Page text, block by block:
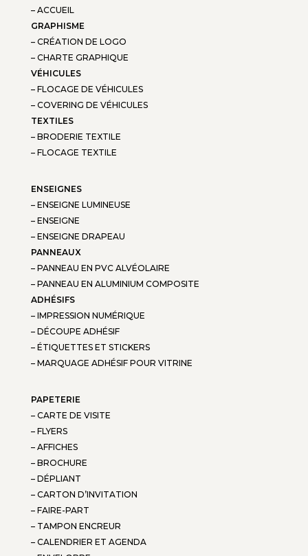
– ACCUEIL
GRAPHISME
– CRÉATION DE LOGO
– CHARTE GRAPHIQUE
VÉHICULES
– FLOCAGE DE VÉHICULES
– COVERING DE VÉHICULES
TEXTILES
– BRODERIE TEXTILE
– FLOCAGE TEXTILE
ENSEIGNES
– ENSEIGNE LUMINEUSE
– ENSEIGNE
– ENSEIGNE DRAPEAU
PANNEAUX
– PANNEAU EN PVC ALVÉOLAIRE
– PANNEAU EN ALUMINIUM COMPOSITE
ADHÉSIFS
– IMPRESSION NUMÉRIQUE
– DÉCOUPE ADHÉSIF
– ÉTIQUETTES ET STICKERS
– MARQUAGE ADHÉSIF POUR VITRINE
PAPETERIE
– CARTE DE VISITE
– FLYERS
– AFFICHES
– BROCHURE
– DÉPLIANT
– CARTON D’INVITATION
– FAIRE-PART
– TAMPON ENCREUR
– CALENDRIER ET AGENDA